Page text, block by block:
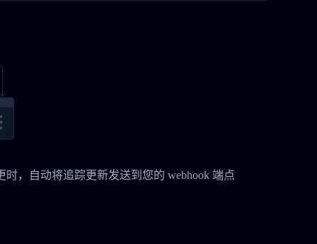
时，自动将追踪更新发送到您的 webhook 端点